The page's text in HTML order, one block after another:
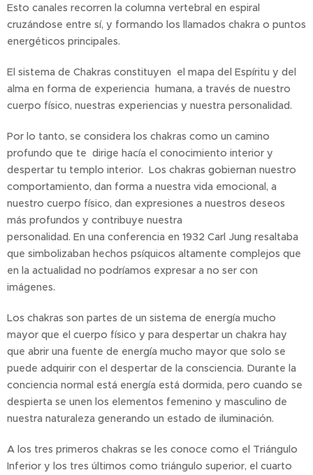
Esto canales recorren la columna vertebral en espiral
cruzándose entre sí, y formando los llamados chakra o puntos
energéticos principales.
El sistema de Chakras constituyen el mapa del Espíritu y del
alma en forma de experiencia humana, a través de nuestro
cuerpo físico, nuestras experiencias y nuestra personalidad.
Por lo tanto, se considera los chakras como un camino
profundo que te dirige hacía el conocimiento interior y
despertar tu templo interior. Los chakras gobiernan nuestro
comportamiento, dan forma a nuestra vida emocional, a
nuestro cuerpo físico, dan expresiones a nuestros deseos
más profundos y contribuye nuestra
personalidad. En una conferencia en 1932 Carl Jung resaltaba
que simbolizaban hechos psíquicos altamente complejos que
en la actualidad no podríamos expresar a no ser con
imágenes.
Los chakras son partes de un sistema de energía mucho
mayor que el cuerpo físico y para despertar un chakra hay
que abrir una fuente de energía mucho mayor que solo se
puede adquirir con el despertar de la consciencia. Durante la
conciencia normal está energía está dormida, pero cuando se
despierta se unen los elementos femenino y masculino de
nuestra naturaleza generando un estado de iluminación.
A los tres primeros chakras se les conoce como el Triángulo
Inferior y los tres últimos como triángulo superior, el cuarto